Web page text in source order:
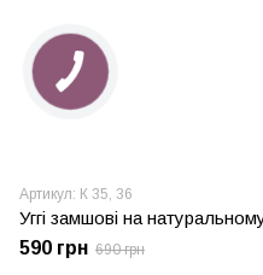
Артикул: К 35, 36
590 грн 690 грн